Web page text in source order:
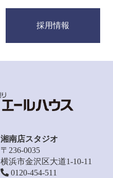
採用情報
湘南店スタジオ
〒236-0035
横浜市金沢区大道1-10-11
0120-454-511